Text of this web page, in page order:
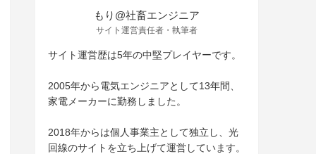
もり@社畜エンジニア
サイト運営責任者・執筆者
サイト運営歴は5年の中堅プレイヤーです。
2005年から電気エンジニアとして13年間、
家電メーカーに勤務しました。
2018年からは個人事業主として独立し、光
回線のサイトを立ち上げて運営しています。